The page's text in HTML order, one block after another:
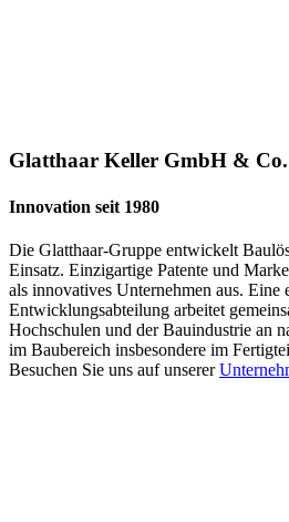
Glatthaar Keller GmbH &
Innovation seit 1980
Die Glatthaar-Gruppe entwickelt
Einsatz. Einzigartige Patente und
als innovatives Unternehmen aus. Eine
Entwicklungsabteilung arbeitet
Hochschulen und der Bauindustrie an
im Baubereich insbesondere im
Besuchen Sie uns auf unserer